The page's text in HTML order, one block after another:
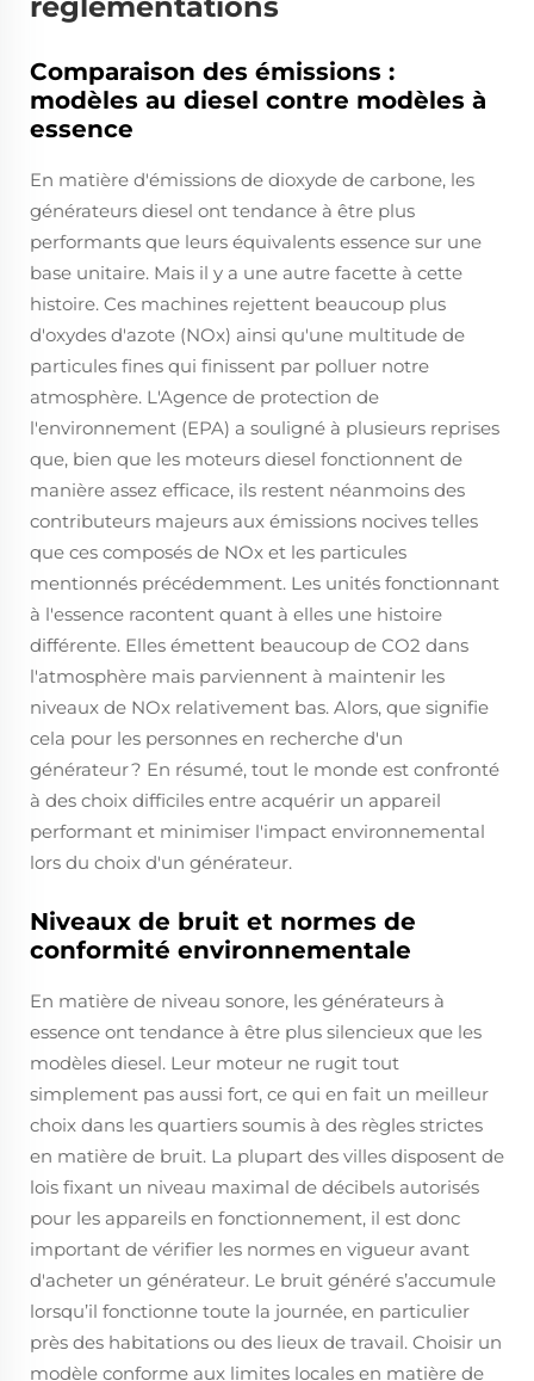
Comparaison des émissions :
modèles au diesel contre modèles à
essence
En matière d'émissions de dioxyde de carbone, les
générateurs diesel ont tendance à être plus
performants que leurs équivalents essence sur une
base unitaire. Mais il y a une autre facette à cette
histoire. Ces machines rejettent beaucoup plus
d'oxydes d'azote (NOx) ainsi qu'une multitude de
particules fines qui finissent par polluer notre
atmosphère. L'Agence de protection de
l'environnement (EPA) a souligné à plusieurs reprises
que, bien que les moteurs diesel fonctionnent de
manière assez efficace, ils restent néanmoins des
contributeurs majeurs aux émissions nocives telles
que ces composés de NOx et les particules
mentionnés précédemment. Les unités fonctionnant
à l'essence racontent quant à elles une histoire
différente. Elles émettent beaucoup de CO2 dans
l'atmosphère mais parviennent à maintenir les
niveaux de NOx relativement bas. Alors, que signifie
cela pour les personnes en recherche d'un
générateur ? En résumé, tout le monde est confronté
à des choix difficiles entre acquérir un appareil
performant et minimiser l'impact environnemental
lors du choix d'un générateur.
Niveaux de bruit et normes de
conformité environnementale
En matière de niveau sonore, les générateurs à
essence ont tendance à être plus silencieux que les
modèles diesel. Leur moteur ne rugit tout
simplement pas aussi fort, ce qui en fait un meilleur
choix dans les quartiers soumis à des règles strictes
en matière de bruit. La plupart des villes disposent de
lois fixant un niveau maximal de décibels autorisés
pour les appareils en fonctionnement, il est donc
important de vérifier les normes en vigueur avant
d'acheter un générateur. Le bruit généré s’accumule
lorsqu’il fonctionne toute la journée, en particulier
près des habitations ou des lieux de travail. Choisir un
modèle conforme aux limites locales en matière de